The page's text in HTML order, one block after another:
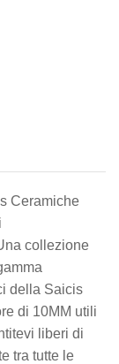
Ceramiche
collezione
della Saicis
di 10MM utili
liberi di
tra tutte le